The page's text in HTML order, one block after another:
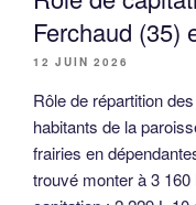
Ferchaud (35)
12 JUIN 2026
Rôle de répartition
habitants de la
frairies en
trouvé monter à 3